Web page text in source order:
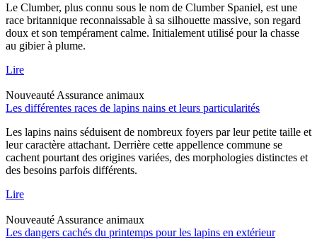
Le Clumber, plus connu sous le nom de Clumber Spaniel, est une
race britannique reconnaissable à sa silhouette massive, son regard
doux et son tempérament calme. Initialement utilisé pour la chasse
au gibier à plume.
Lire
Nouveauté Assurance animaux
Les différentes races de lapins nains et leurs particularités
Les lapins nains séduisent de nombreux foyers par leur petite taille et
leur caractère attachant. Derrière cette appellence commune se
cachent pourtant des origines variées, des morphologies distinctes et
des besoins parfois différents.
Lire
Nouveauté Assurance animaux
Les dangers cachés du printemps pour les lapins en extérieur